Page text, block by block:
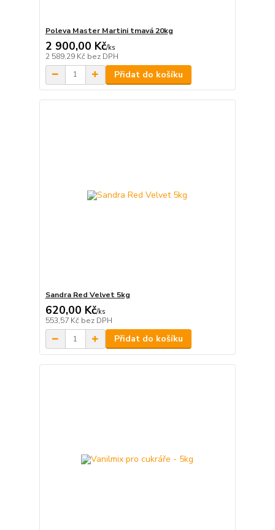
Poleva Master Martini tmavá 20kg
2 900,00 Kč/ks
2 589,29 Kč bez DPH
Přidat do košíku
Sandra Red Velvet 5kg
620,00 Kč/ks
553,57 Kč bez DPH
Přidat do košíku